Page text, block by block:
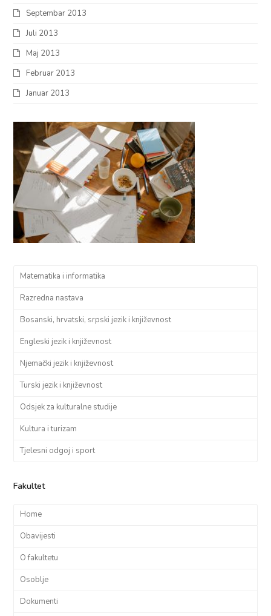
Septembar 2013
Juli 2013
Maj 2013
Februar 2013
Januar 2013
Matematika i informatika
Razredna nastava
Bosanski, hrvatski, srpski jezik i književnost
Engleski jezik i književnost
Njemački jezik i književnost
Turski jezik i književnost
Odsjek za kulturalne studije
Kultura i turizam
Tjelesni odgoj i sport
Fakultet
Home
Obavijesti
O fakultetu
Osoblje
Dokumenti